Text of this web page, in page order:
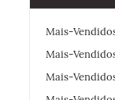
Mais-
Mais-
Mais-